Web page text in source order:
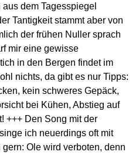
dem Tagesspiegel
Tantigkeit stammt aber von
der frühen Nuller sprach
mir eine gewisse
in den Bergen findet im
nichts, da gibt es nur Tipps:
kein schweres Gepäck,
bei Kühen, Abstieg auf
+++ Den Song mit der
ich neuerdings oft mit
Ole wird verboten, denn